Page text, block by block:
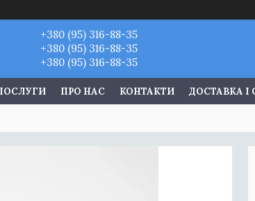
+380 (95) 316-88-35
+380 (95) 316-88-35
+380 (95) 316-88-35
ПРО НАС КОНТАКТИ ДОСТАВКА І